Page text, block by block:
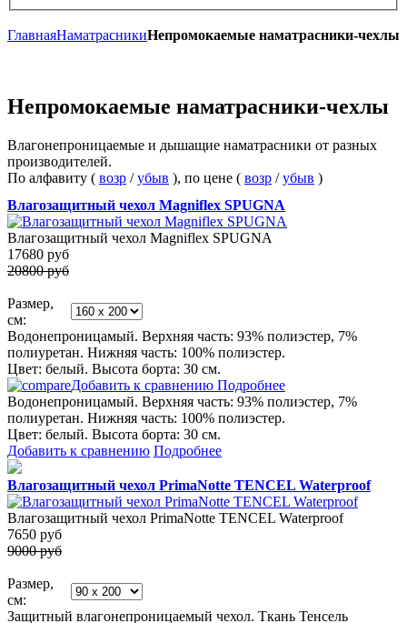
ГлавнаяНаматрасникиНепромокаемые наматрасники-чехлы
Непромокаемые наматрасники-чехлы
Влагонепроницаемые и дышащие наматрасники от разных
производителей.
По алфавиту ( возр /убыв ), по цене ( возр /убыв )
Влагозащитный чехол Magniflex SPUGNA
Влагозащитный чехол Magniflex SPUGNA
17680 руб
20800 руб
Размер,
см:
Водонепроницамый. Верхняя часть: 93% полиэстер, 7%
полиуретан. Нижняя часть: 100% полиэстер.
Цвет: белый. Высота борта: 30 см.
Добавить к сравнению Подробнее
Водонепроницамый. Верхняя часть: 93% полиэстер, 7%
полиуретан. Нижняя часть: 100% полиэстер.
Цвет: белый. Высота борта: 30 см.
Добавить к сравнению Подробнее
Влагозащитный чехол PrimaNotte TENCEL Waterproof
Влагозащитный чехол PrimaNotte TENCEL Waterproof
7650 руб
9000 руб
Размер,
см:
Защитный влагонепроницаемый чехол. Ткань Тенсель